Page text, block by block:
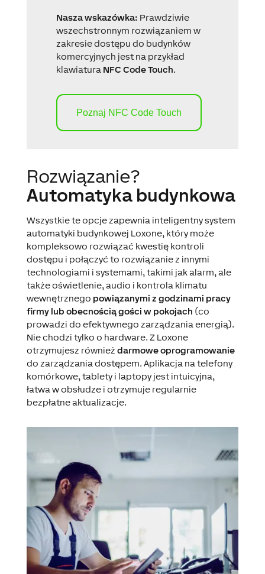
Nasza wskazówka: Prawdziwie
wszechstronnym rozwiązaniem w
zakresie dostępu do budynków
komercyjnych jest na przykład
klawiatura NFC Code Touch.
Poznaj NFC Code Touch
Rozwiązanie?
Automatyka budynkowa
Wszystkie te opcje zapewnia inteligentny system
automatyki budynkowej Loxone, który może
kompleksowo rozwiązać kwestię kontroli
dostępu i połączyć to rozwiązanie z innymi
technologiami i systemami, takimi jak alarm, ale
także oświetlenie, audio i kontrola klimatu
wewnętrznego powiązanymi z godzinami pracy
firmy lub obecnością gości w pokojach (co
prowadzi do efektywnego zarządzania energią).
Nie chodzi tylko o hardware. Z Loxone
otrzymujesz również darmowe oprogramowanie
do zarządzania dostępem. Aplikacja na telefony
komórkowe, tablety i laptopy jest intuicyjna,
łatwa w obsłudze i otrzymuje regularnie
bezpłatne aktualizacje.